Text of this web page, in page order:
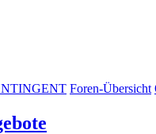
Foren-Übersicht